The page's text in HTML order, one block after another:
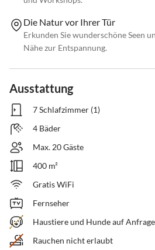
Die Natur vor Ihrer Tür
Erkunden Sie wunderschöne Seen
Nähe zur Entspannung.
Ausstattung
7 Schlafzimmer (1)
4 Bäder
Max. 20 Gäste
400 m²
Gratis WiFi
Fernseher
Haustiere und Hunde auf Anfrage
Rauchen nicht erlaubt